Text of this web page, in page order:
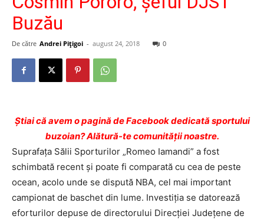
Buzău
De către Andrei Pițigoi - august 24, 2018 0
Ştiai că avem o pagină de Facebook dedicată sportului
buzoian? Alătură-te comunității noastre.
Suprafaţa Sălii Sporturilor „Romeo Iamandi” a fost
schimbată recent şi poate fi comparată cu cea de peste
ocean, acolo unde se dispută NBA, cel mai important
campionat de baschet din lume. Investiţia se datorează
eforturilor depuse de directorului Direcţiei Judeţene de